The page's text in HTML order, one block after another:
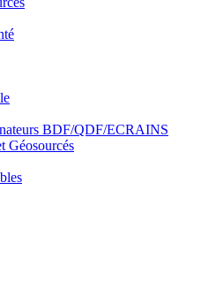
BDF/QDF/ECRAINS
Géosourcés